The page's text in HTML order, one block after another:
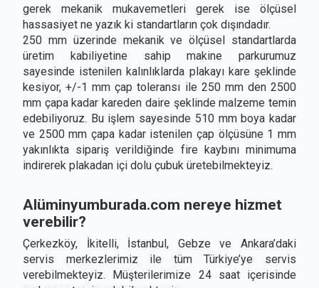
gerek mekanik mukavemetleri gerek ise ölçüsel
hassasiyet ne yazık ki standartların çok dışındadır.
250 mm üzerinde mekanik ve ölçüsel standartlarda
üretim kabiliyetine sahip makine parkurumuz
sayesinde istenilen kalınlıklarda plakayı kare şeklinde
kesiyor, +/-1 mm çap toleransı ile 250 mm den 2500
mm çapa kadar kareden daire şeklinde malzeme temin
edebiliyoruz. Bu işlem sayesinde 510 mm boya kadar
ve 2500 mm çapa kadar istenilen çap ölçüsüne 1 mm
yakınlıkta sipariş verildiğinde fire kaybını minimuma
indirerek plakadan içi dolu çubuk üretebilmekteyiz.
Alüminyumburada.com nereye hizmet
verebilir?
Çerkezköy, İkitelli, İstanbul, Gebze ve Ankara’daki
servis merkezlerimiz ile tüm Türkiye’ye servis
verebilmekteyiz. Müşterilerimize 24 saat içerisinde